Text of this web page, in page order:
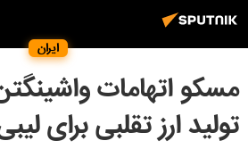
ایران
مسکو اتهامات
تولید ارز تقلبی برای